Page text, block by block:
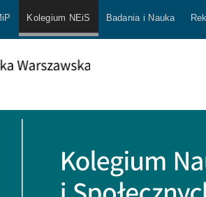
Kolegium NEiS Badania i Nauka